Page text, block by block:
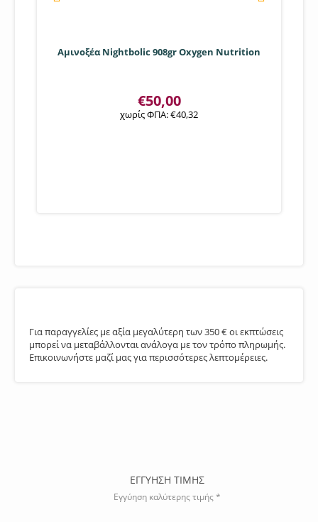
Αμινοξέα Nightbolic 908gr Oxygen Nutrition
€50,00
χωρίς ΦΠΑ:€40,32
Για παραγγελίες με αξία μεγαλύτερη των 350 € οι εκπτώσεις
μπορεί να μεταβάλλονται ανάλογα με τον τρόπο πληρωμής.
Επικοινωνήστε μαζί μας για περισσότερες λεπτομέρειες.
ΕΓΓΥΗΣΗ ΤΙΜΗΣ
Εγγύηση καλύτερης τιμής *